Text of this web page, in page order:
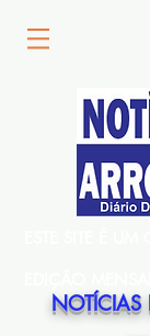
NOTÍCIAS